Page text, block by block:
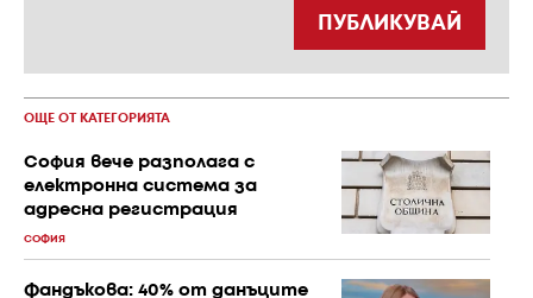
ПУБЛИКУВАЙ
ОЩЕ ОТ КАТЕГОРИЯТА
София вече разполага с
електронна система за
адресна регистрация
СОФИЯ
Фандъкова: 40% от данъците